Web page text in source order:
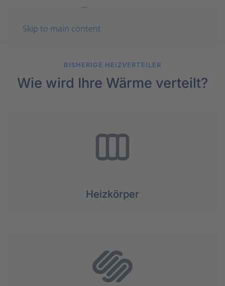
Skip to main content
BISHERIGE HEIZVERTEILER
Wie wird Ihre Wärme verteilt?
Heizkörper